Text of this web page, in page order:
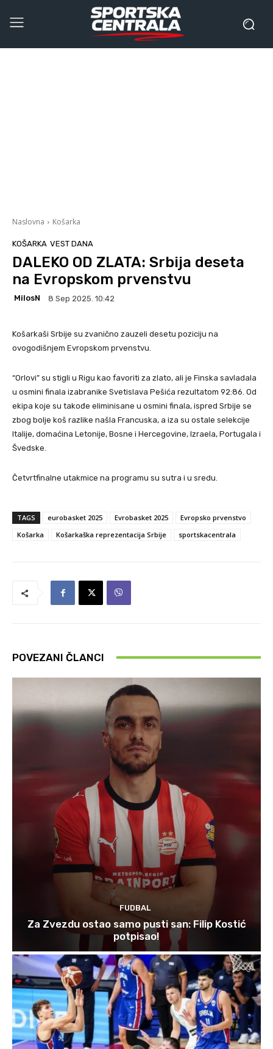
Naslovna Košarka
KOŠARKA VEST DANA
DALEKO OD ZLATA: Srbija deseta
na Evropskom prvenstvu
MilosN 8 Sep 2025. 10:42
Košarkaši Srbije su zvanično zauzeli desetu poziciju na
ovogodišnjem Evropskom prvenstvu.
“Orlovi” su stigli u Rigu kao favoriti za zlato, ali je Finska savladala
u osmini finala izabranike Svetislava Pešića rezultatom 92:86. Od
ekipa koje su takođe eliminisane u osmini finala, ispred Srbije se
zbog bolje koš razlike našla Francuska, a iza su ostale selekcije
Italije, domaćina Letonije, Bosne i Hercegovine, Izraela, Portugala i
Švedske.
Četvrtfinalne utakmice na programu su sutra i u sredu.
TAGS eurobasket 2025 Evrobasket 2025
Evropsko prvenstvo
Košarka
Košarkaška reprezentacija Srbije sportskacentrala
POVEZANI ČLANCI
FUDBAL
Za Zvezdu ostao samo pusti san: Filip Kostić
potpisao!